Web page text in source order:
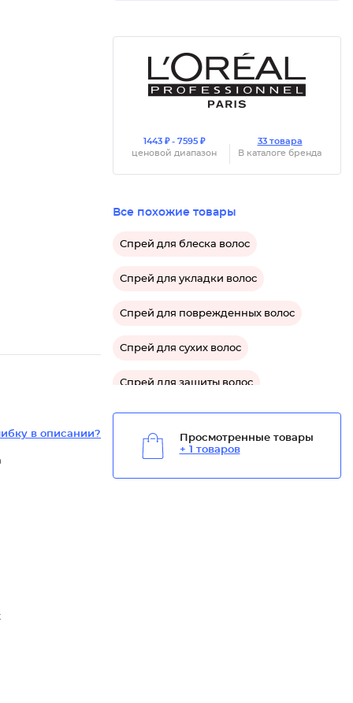
в описании?
1443 ₽ - 7595 ₽
ценовой диапазон
33 товара
В каталоге бренда
Все похожие товары
Спрей для блеска волос
Спрей для укладки волос
Спрей для поврежденных волос
Спрей для сухих волос
Спрей для защиты волос
Средство для блеска волос
Просмотренные товары
+ 1 товаров